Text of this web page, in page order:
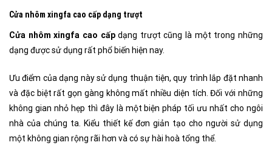
Cửa nhôm xingfa cao cấp dạng trượt
Cửa nhôm xingfa cao cấpdạng trượt cũng là một trong những
dạng được sử dụng rất phổ biến hiện nay.
Ưu điểm của dạng này sử dụng thuận tiện, quy trình lắp đặt nhanh
và đặc biệt rất gọn gàng không mất nhiều diện tích. Đối với những
không gian nhỏ hẹp thì đây là một biện pháp tối ưu nhất cho ngôi
nhà của chúng ta. Kiểu thiết kế đơn giản tạo cho người sử dụng
một không gian rộng rãi hơn và có sự hài hoà tổng thể.